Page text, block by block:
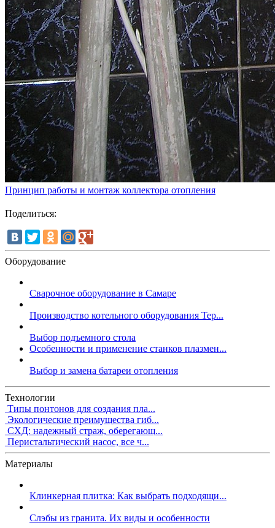
Принцип работы и монтаж коллектора отопления
Поделиться:
Оборудование
Сварочное оборудование в Самаре
Производство котельного оборудования Тер...
Выбор подъемного стола
Особенности и применение станков плазмен...
Выбор и замена батареи отопления
Технологии
Типы понтонов для создания пла...
Экологические преимущества гиб...
СХД: надежный страж, оберегающ...
Перистальтический насос, все ч...
Материалы
Клинкерная плитка: Как выбрать подходящи...
Слэбы из гранита. Их виды и особенности